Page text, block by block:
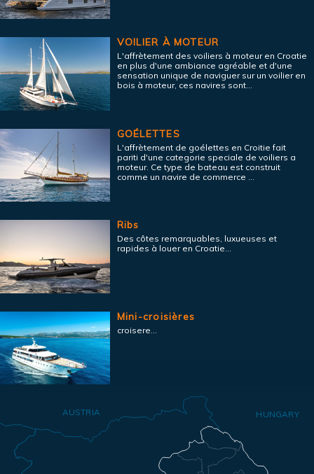
VOILIER À MOTEUR
L'affrètement des voiliers à moteur en Croatie
en plus d'une ambiance agréable et d'une
sensation unique de naviguer sur un voilier en
bois à moteur, ces navires sont...
GOÉLETTES
L'affrètement de goélettes en Croitie fait
pariti d'une categorie speciale de voiliers a
moteur. Ce type de bateau est construit
comme un navire de commerce ...
Ribs
Des côtes remarquables, luxueuses et
rapides à louer en Croatie...
Mini-croisières
croisere...
AUSTRIA HUNGARY